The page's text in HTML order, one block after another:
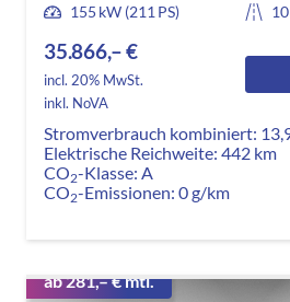
155 kW (211 PS)
35.866,– €
incl. 20% MwSt.
inkl. NoVA
Stromverbrauch kombiniert:
Elektrische Reichweite: 442 km
CO2-Klasse: A
CO2-Emissionen: 0 g/km
ab 281,– € mtl.